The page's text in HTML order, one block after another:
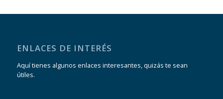
ENLACES DE INTERÉS
Aquí tienes algunos enlaces interesantes, quizás te sean
útiles.